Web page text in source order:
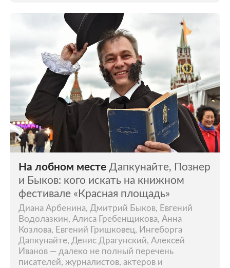
На лобном месте Дапкунайте, Познер
и Быков: кого искать на книжном
фестивале «Красная площадь»
Диана Арбенина, Дмитрий Быков, Евгений
Водолазкин, Алиса Гребенщикова, Анна
Козлова, Евгений Гришковец, Ингеборга
Дапкунайте, Денис Драгунский, Алексей
Иванов — далеко не полный перечень
писателей, журналистов, актеров и